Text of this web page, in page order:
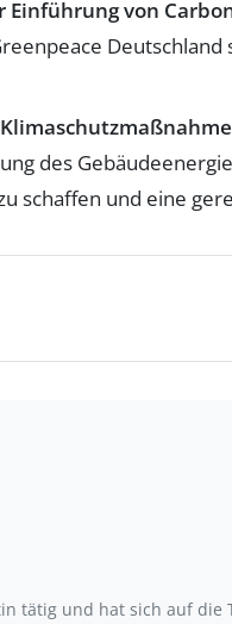
von
des
schaffen und eine
tätig und hat sich auf